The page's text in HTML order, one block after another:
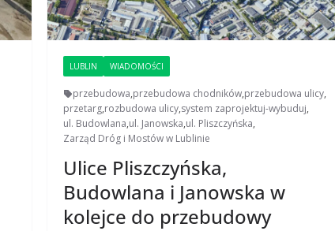
LUBLIN WIADOMOŚCI
przebudowa,przebudowa chodników,przebudowa ulicy,
przetarg,rozbudowa ulicy,system zaprojektuj-wybuduj,
ul. Budowlana,ul. Janowska,ul. Pliszczyńska,
Zarząd Dróg i Mostów w Lublinie
Ulice Pliszczyńska,
Budowlana i Janowska w
kolejce do przebudowy